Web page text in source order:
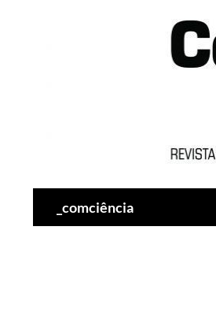
_comciência